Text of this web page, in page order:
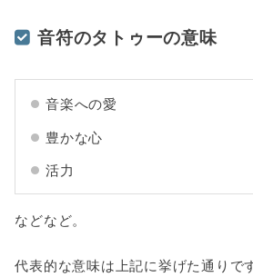
音符のタトゥーの意味
音楽への愛
豊かな心
活力
などなど。
代表的な意味は上記に挙げた通りで